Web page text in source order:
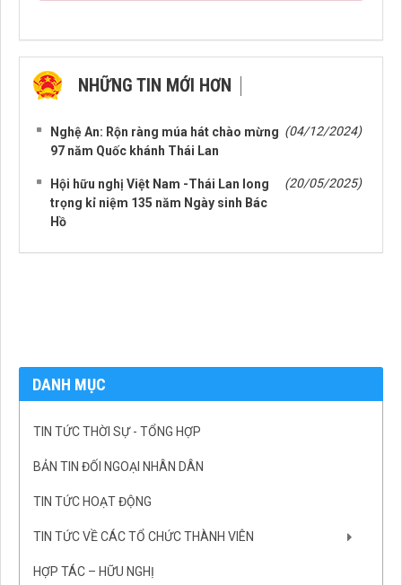
NHỮNG TIN MỚI HƠN
Nghệ An: Rộn ràng múa hát chào mừng
97 năm Quốc khánh Thái Lan
(04/12/2024)
Hội hữu nghị Việt Nam -Thái Lan long
trọng kỉ niệm 135 năm Ngày sinh Bác
Hồ
(20/05/2025)
DANH MỤC
TIN TỨC THỜI SỰ - TỔNG HỢP
BẢN TIN ĐỐI NGOẠI NHÂN DÂN
TIN TỨC HOẠT ĐỘNG
TIN TỨC VỀ CÁC TỔ CHỨC THÀNH VIÊN
HỢP TÁC – HỮU NGHỊ